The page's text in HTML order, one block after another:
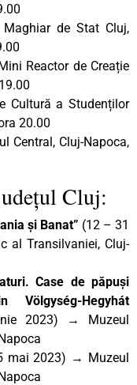
de Stat Cluj,
Reactor de Creație
Cultură a Studenților
20.00
Central, Cluj-Napoca,
Cluj:
și Banat” (12 – 31
al Transilvaniei, Cluj-
Case de păpuși
Völgység-Hegyhát
2023) → Muzeul
mai 2023) → Muzeul